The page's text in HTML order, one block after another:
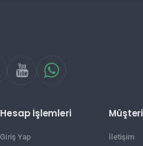
Hesap İşlemleri
Giriş Yap
İletişim